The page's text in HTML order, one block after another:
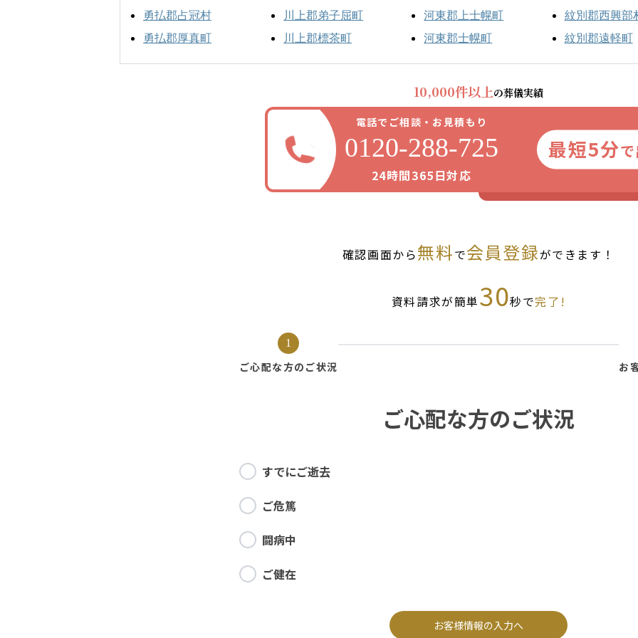
勇払郡占冠村
勇払郡厚真町
川上郡弟子屈町
川上郡標茶町
河東郡上士幌町
河東郡士幌町
紋別郡西興部
紋別郡遠軽町
10,000件以上の葬儀実績
電話でご相談・お見積もり
0120-288-725
24時間365日対応
最短5分
確認画面から無料で会員登録ができます！
資料請求が簡単30秒で完了!
1
ご心配な方の ご状況 お
ご心配な方のご状況
すでにご逝去
ご危篤
闘病中
ご健在
お客様情報の入力へ